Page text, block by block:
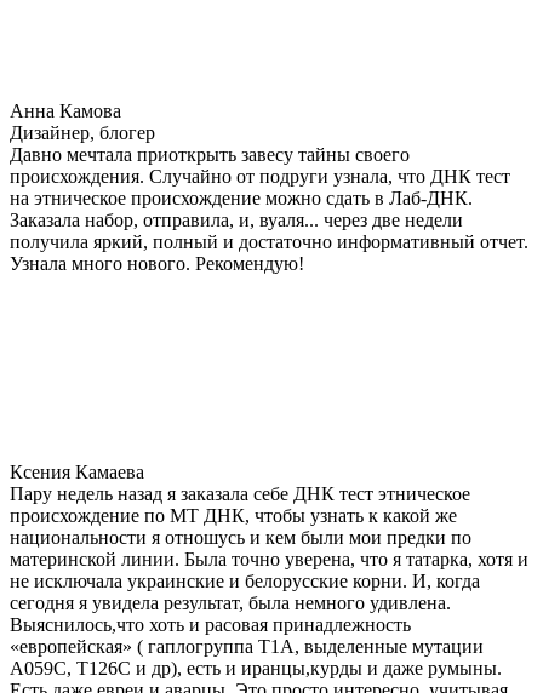
Анна Камова
Дизайнер, блогер
Давно мечтала приоткрыть завесу тайны своего
происхождения. Случайно от подруги узнала, что ДНК тест
на этническое происхождение можно сдать в Лаб-ДНК.
Заказала набор, отправила, и, вуаля... через две недели
получила яркий, полный и достаточно информативный отчет.
Узнала много нового. Рекомендую!
Ксения Камаева
Пару недель назад я заказала себе ДНК тест этническое
происхождение по МТ ДНК, чтобы узнать к какой же
национальности я отношусь и кем были мои предки по
материнской линии. Была точно уверена, что я татарка, хотя и
не исключала украинские и белорусские корни. И, когда
сегодня я увидела результат, была немного удивлена.
Выяснилось,что хоть и расовая принадлежность
«европейская» ( гаплогруппа T1A, выделенные мутации
A059C, T126C и др), есть и иранцы,курды и даже румыны.